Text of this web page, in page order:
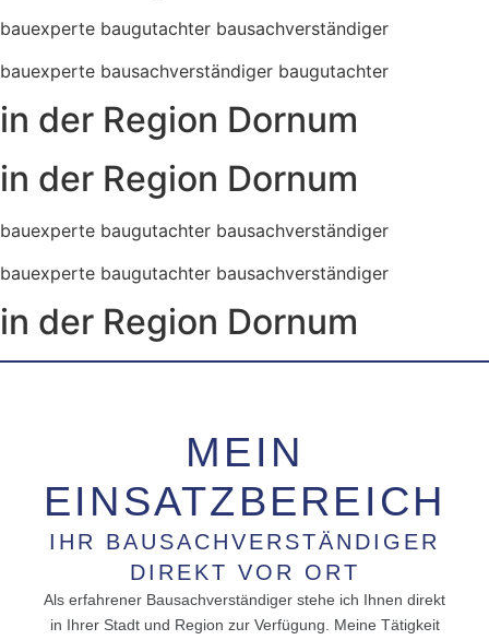
bauexperte baugutachter bausachverständiger
bauexperte bausachverständiger baugutachter
in der Region Dornum
in der Region Dornum
bauexperte baugutachter bausachverständiger
bauexperte baugutachter bausachverständiger
in der Region Dornum
MEIN
EINSATZBEREICH
IHR BAUSACHVERSTÄNDIGER
DIREKT VOR ORT
Als erfahrener Bausachverständiger stehe ich Ihnen direkt
in Ihrer Stadt und Region zur Verfügung. Meine Tätigkeit